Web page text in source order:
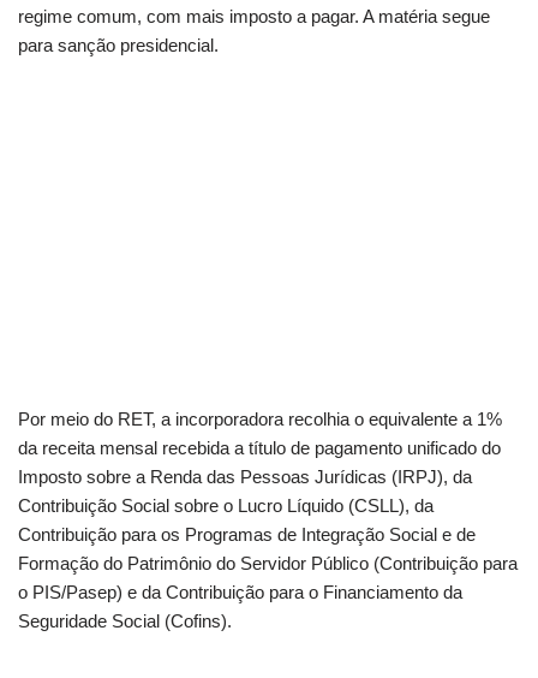
regime comum, com mais imposto a pagar. A matéria segue
para sanção presidencial.
Por meio do RET, a incorporadora recolhia o equivalente a 1%
da receita mensal recebida a título de pagamento unificado do
Imposto sobre a Renda das Pessoas Jurídicas (IRPJ), da
Contribuição Social sobre o Lucro Líquido (CSLL), da
Contribuição para os Programas de Integração Social e de
Formação do Patrimônio do Servidor Público (Contribuição para
o PIS/Pasep) e da Contribuição para o Financiamento da
Seguridade Social (Cofins).